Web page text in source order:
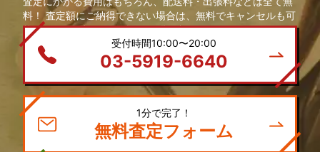
料！ 査定額にご納得できない場合は、無料でキャンセルも可
能です。 まずは、お気軽にお問い合わせください。
受付時間10:00〜20:00
03-5919-6640
1分で完了！
無料査定フォーム